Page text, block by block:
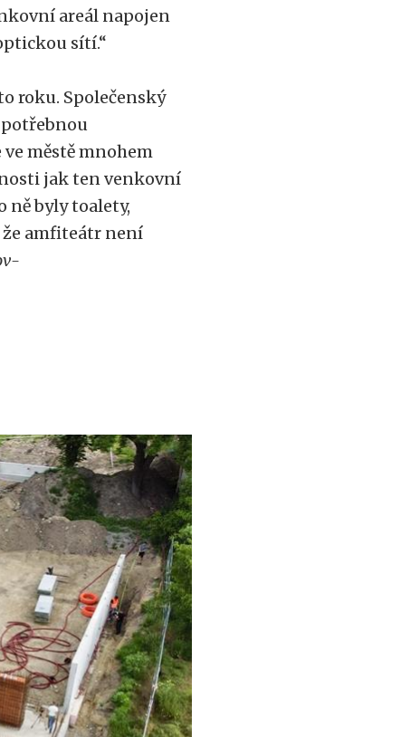
areál napojen
sítí.“
roku. Společenský
potřebnou
městě mnohem
jak ten venkovní
ně byly toalety,
amfiteátr není